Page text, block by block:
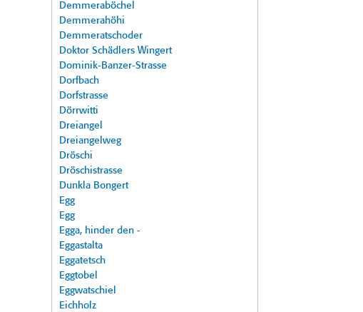
Demmeraböchel
Demmerahöhi
Demmeratschoder
Doktor Schädlers Wingert
Dominik-Banzer-Strasse
Dorfbach
Dorfstrasse
Dörrwitti
Dreiangel
Dreiangelweg
Dröschi
Dröschistrasse
Dunkla Bongert
Egg
Egg
Egga, hinder den -
Eggastalta
Eggatetsch
Eggtobel
Eggwatschiel
Eichholz